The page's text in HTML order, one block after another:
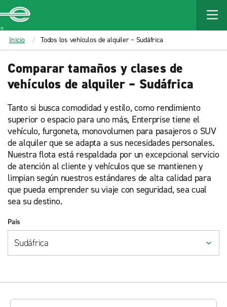
MAIN
CONTENT
Enterprise
Inicio Todos los vehículos de alquiler – Sudáfrica
Comparar tamaños y clases de
vehículos de alquiler – Sudáfrica
Tanto si busca comodidad y estilo, como rendimiento
superior o espacio para uno más, Enterprise tiene el
vehículo, furgoneta, monovolumen para pasajeros o SUV
de alquiler que se adapta a sus necesidades personales.
Nuestra flota está respaldada por un excepcional servicio
de atención al cliente y vehículos que se mantienen y
limpian según nuestros estándares de alta calidad para
que pueda emprender su viaje con seguridad, sea cual
sea su destino.
País